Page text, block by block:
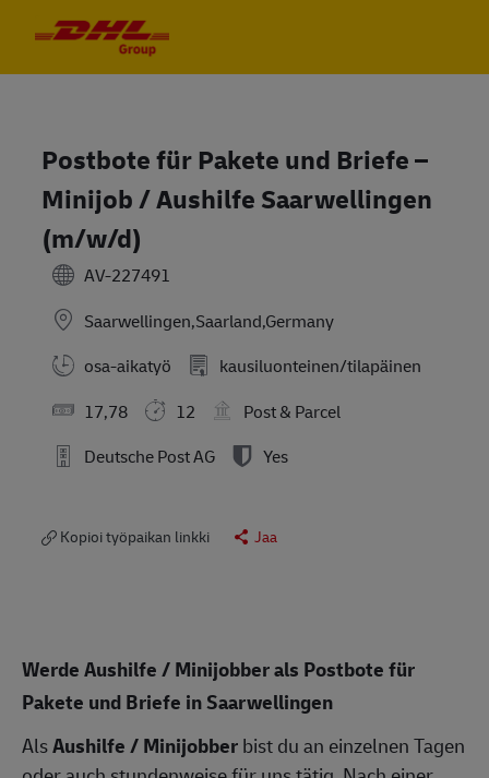
Postbote für Pakete und Briefe –
Minijob / Aushilfe Saarwellingen
(m/w/d)
AV-227491
Saarwellingen,Saarland,Germany
osa-aikatyö
kausiluonteinen/tilapäinen
17,78
12
Post & Parcel
Deutsche Post AG
Yes
Kopioi työpaikan linkki Jaa
Werde Aushilfe / Minijobber als Postbote für
Pakete und Briefe in Saarwellingen
AlsAushilfe / Minijobberbist du an einzelnen Tagen